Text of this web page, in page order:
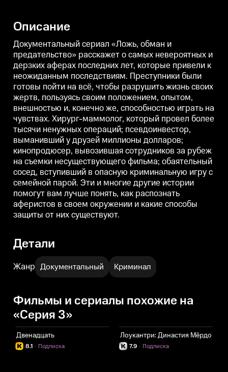
своих жертв, пользуясь своим
положением, опытом,
внешностью и, конечно же,
способностью играть на
чувствах. Хирург-маммолог,
который провел более тысячи
ненужных операций;
псевдоинвестор, выманивший у
друзей миллионы долларов;
кинопродюсер, вывозившая
сотрудников за рубеж на
съемки несуществующего
фильма; обаятельный сосед,
вступивший в опасную
криминальную игру с семейной
парой. Эти и многие другие
истории помогут вам лучше
понять, как распознать
аферистов в своем окружении и
какие способы защиты от них
существуют.
внешностью и, конечно же,
способностью играть на
чувствах. Хирург-маммолог,
который провел более тысячи
ненужных операций;
псевдоинвестор, выманивший у
друзей миллионы долларов;
кинопродюсер, вывозившая
сотрудников за рубеж на
съемки несуществующего
фильма; обаятельный сосед,
вступивший в опасную
криминальную игру с семейной
парой. Эти и многие другие
истории помогут вам лучше
понять, как распознать
аферистов в своем окружении и
какие способы защиты от них
существуют.
Описание
Документальный сериал «Ложь, обман и
предательство» расскажет о самых невероятных и
дерзких аферах последних лет, которые привели к
неожиданным последствиям. Преступники были
готовы пойти на всё, чтобы разрушить жизнь своих
жертв, пользуясь своим положением, опытом,
внешностью и, конечно же, способностью играть на
чувствах. Хирург-маммолог, который провел более
тысячи ненужных операций; псевдоинвестор,
выманивший у друзей миллионы долларов;
кинопродюсер, вывозившая сотрудников за рубеж
на съемки несуществующего фильма; обаятельный
сосед, вступивший в опасную криминальную игру с
семейной парой. Эти и многие другие истории
помогут вам лучше понять, как распознать
аферистов в своем окружении и какие способы
защиты от них существуют.
Детали
Жанр Документальный Криминал
Фильмы и сериалы похожие на
«Серия 3»
Двенадцать
8.1 Подписка
·
Лоукантри: Династия Мёрдо
7.9 Подписка
·